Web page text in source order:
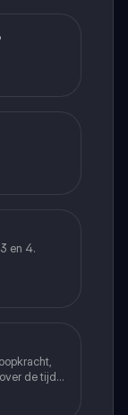
en 4.
monopolie
de tijd,
moral